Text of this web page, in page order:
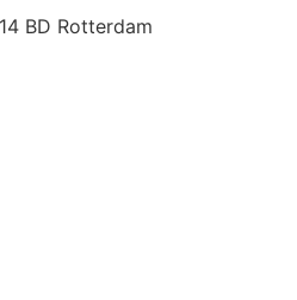
BD Rotterdam